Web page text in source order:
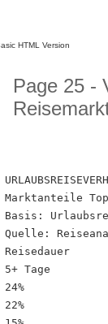
HTML Version
Page 25 -
Marktanteile
Basis:
Quelle:
Reisedauer
5+ Tage
24%
22%